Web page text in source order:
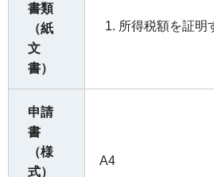
書類
（紙
文
書）
所得税額を証明
申請
書
（様
式）
A4